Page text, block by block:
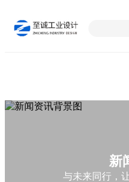
新
与未来同行，